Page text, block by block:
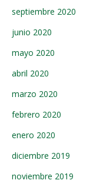
septiembre 2020
junio 2020
mayo 2020
abril 2020
marzo 2020
febrero 2020
enero 2020
diciembre 2019
noviembre 2019